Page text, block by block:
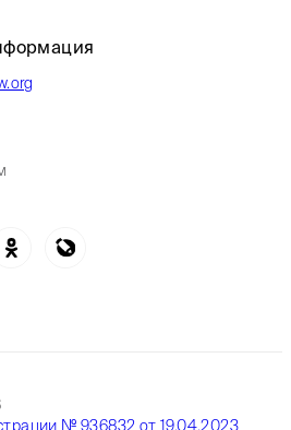
№ 936832 от 19.04.2023